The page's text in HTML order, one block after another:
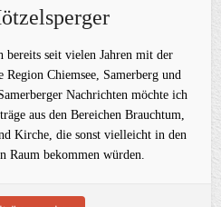
seit vielen Jahren mit der
Region Chiemsee, Samerberg und
Nachrichten möchte ich
aus den Bereichen Brauchtum,
Kirche, die sonst vielleicht in den
Raum bekommen würden.